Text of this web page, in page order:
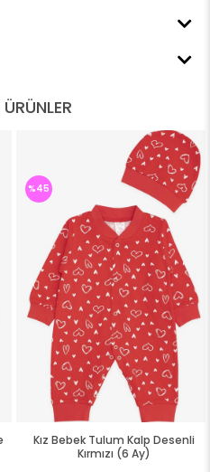
Kız Bebek Tulum Kalp Desenli
Kırmızı (6 Ay)
%45